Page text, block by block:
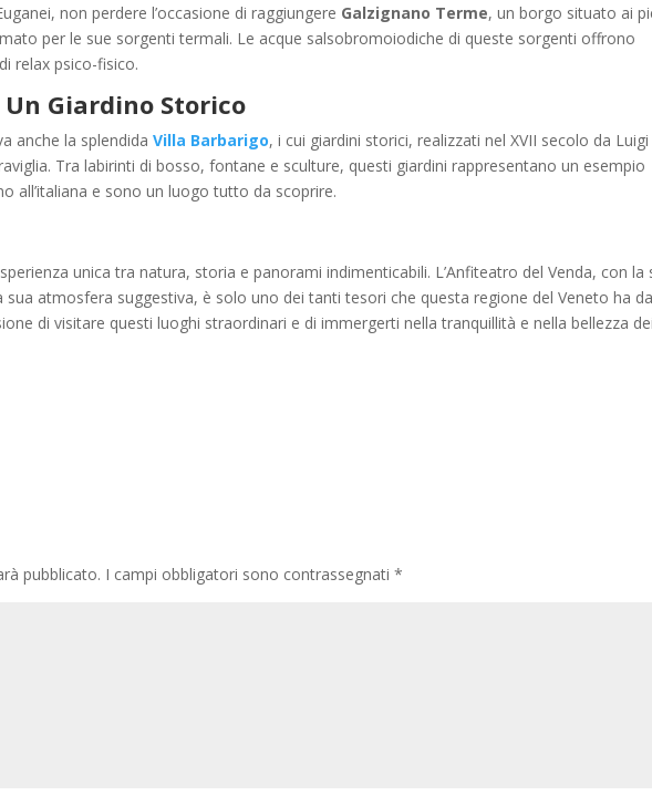
non perdere l’occasione di raggiungere Galzignano Terme, un borgo situato ai
per le sue sorgenti termali. Le acque salsobromoiodiche di queste sorgenti offrono
relax psico-fisico.
Giardino Storico
anche la splendidaVilla Barbarigo, i cui giardini storici, realizzati nel XVII secolo da Luigi
Tra labirinti di bosso, fontane e sculture, questi giardini rappresentano un esempio
all’italiana e sono un luogo tutto da scoprire.
unica tra natura, storia e panorami indimenticabili. L’Anfiteatro del Venda, con la
sua atmosfera suggestiva, è solo uno dei tanti tesori che questa regione del Veneto ha
di visitare questi luoghi straordinari e di immergerti nella tranquillità e nella bellezza
pubblicato. I campi obbligatori sono contrassegnati*